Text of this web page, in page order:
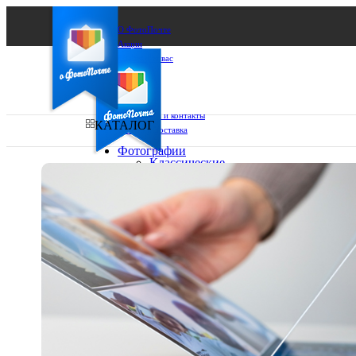
О ФотоПочте
Акции
Сделаем за вас
Бизнесу
FAQ
Франшиза
Поддержка и контакты
Оплата и доставка
Ваш регион доставки
Выберите из списка:
КАТАЛОГ
Фотографии
Классические
10х10
13х18
15х15
15х20
20х20
20х30
30х30
30х40
А4
Фото